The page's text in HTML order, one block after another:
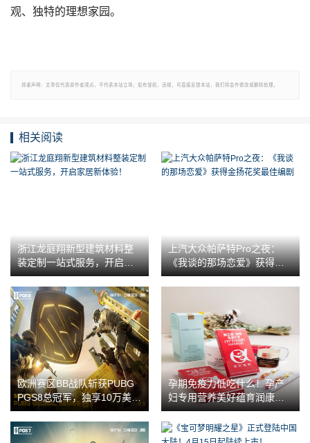
观、独特的理想家园。
郑重声明：文章仅代表原作者观点，不代表本站立场；如有侵权、违规，可直接反馈本站，我们将会作修改或删除处理。
相关阅读
浙江龙庭翔新型建筑材料整
装定制一站式服务，开启家
居新体验！
上汽大众帕萨特Pro之夜：
《我谈的那场恋爱》获得金
扬花奖最佳编剧
欧洲赛区BB战队斩获PUBG
PGS8总冠军，独享10万美元
赛事奖励
孕期免疫力低吃什么！孕产
妇专用营养美好蕴育润康，
提升免疫力实用指南